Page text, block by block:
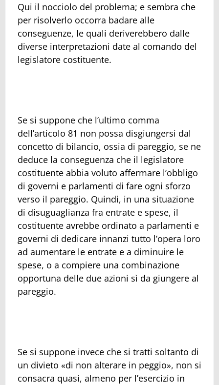
Qui il nocciolo del problema; e sembra che
per risolverlo occorra badare alle
conseguenze, le quali deriverebbero dalle
diverse interpretazioni date al comando del
legislatore costituente.
Se si suppone che l’ultimo comma
dell’articolo 81 non possa disgiungersi dal
concetto di bilancio, ossia di pareggio, se ne
deduce la conseguenza che il legislatore
costituente abbia voluto affermare l’obbligo
di governi e parlamenti di fare ogni sforzo
verso il pareggio. Quindi, in una situazione
di disuguaglianza fra entrate e spese, il
costituente avrebbe ordinato a parlamenti e
governi di dedicare innanzi tutto l’opera loro
ad aumentare le entrate e a diminuire le
spese, o a compiere una combinazione
opportuna delle due azioni sì da giungere al
pareggio.
Se si suppone invece che si tratti soltanto di
un divieto «di non alterare in peggio», non si
consacra quasi, almeno per l’esercizio in